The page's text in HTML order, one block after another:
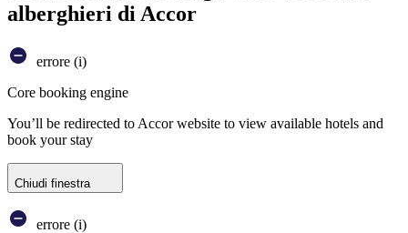
alberghieri di Accor
errore (i)
Core booking engine
You’ll be redirected to Accor website to view available hotels and
book your stay
Chiudi finestra
errore (i)